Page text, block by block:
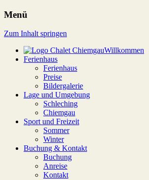
Chalet Chiemgau
Menü
Zum Inhalt springen
Willkommen
Ferienhaus
Ferienhaus
Preise
Bildergalerie
Lage und Umgebung
Schleching
Chiemgau
Sport und Freizeit
Sommer
Winter
Buchung & Kontakt
Buchung
Anreise
Kontakt